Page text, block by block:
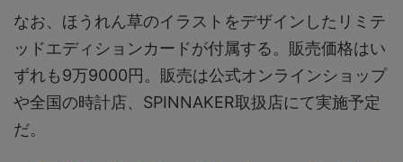
なお、ほうれん草のイラストをデザインしたリミテ
ッドエディションカードが付属する。販売価格はい
ずれも9万9000円。販売は公式オンラインショップ
や全国の時計店、SPINNAKER取扱店にて実施予定
だ。